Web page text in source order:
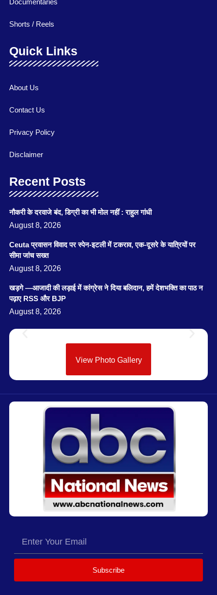
Shorts / Reels
Quick Links
About Us
Contact Us
Privacy Policy
Disclaimer
Recent Posts
नौकरी के दरवाजे बंद, डिग्री का भी मोल नहीं : राहुल गांधी
August 8, 2026
Ceuta प्रवासन विवाद पर स्पेन-इटली में टकराव, एक-दूसरे के यात्रियों पर
सीमा जांच सख्त
August 8, 2026
खड़गे —आजादी की लड़ाई में कांग्रेस ने दिया बलिदान, हमें देशभक्ति का पाठ न
पढ़ाए RSS और BJP
August 8, 2026
View Photo Gallery
Subscribe